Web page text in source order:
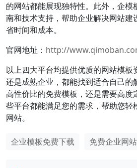
的网站都能展现独特性。此外，企模
南和技术支持，帮助企业解决网站建
省时间和成本。
官网地址： http://
以上四大平台均提供优质的网站模板
还是成熟企业，都能找到适合自己的
高性价比的免费模板，还是需要高度
些平台都能满足您的需求，帮助您轻
网站。
企业模板免费下载 免费企业网